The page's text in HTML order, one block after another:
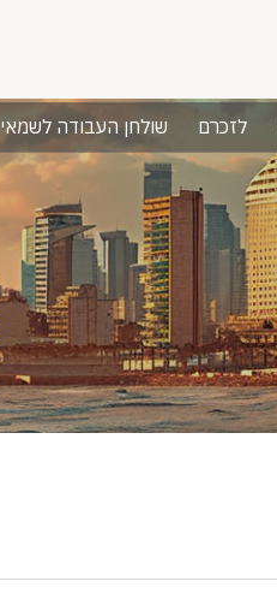
לזכרם שולחן העבודה לשמאי